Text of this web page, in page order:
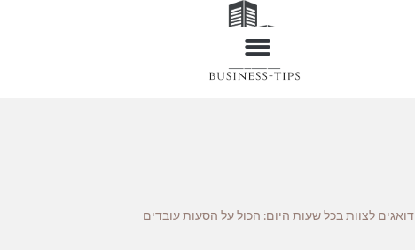
דואגים לצוות בכל שעות היום: הכול על הסעות עובדים